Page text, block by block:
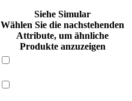
Siehe Simular
Wählen Sie die nachstehenden
Attribute, um ähnliche
Produkte anzuzeigen